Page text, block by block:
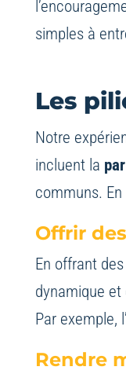
simples à
Les
Notre
incluent la
communs.
Offrir
En offrant
dynamique
Par exemple,
Rendre